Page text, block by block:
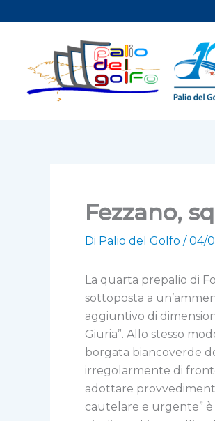
al
Fezzano,
Di Palio del Golfo /04/
La quarta prepalio di
sottoposta a
aggiuntivo di
Giuria”. Allo stesso
borgata biancoverde
irregolarmente di
adottare
cautelare e urgente” è